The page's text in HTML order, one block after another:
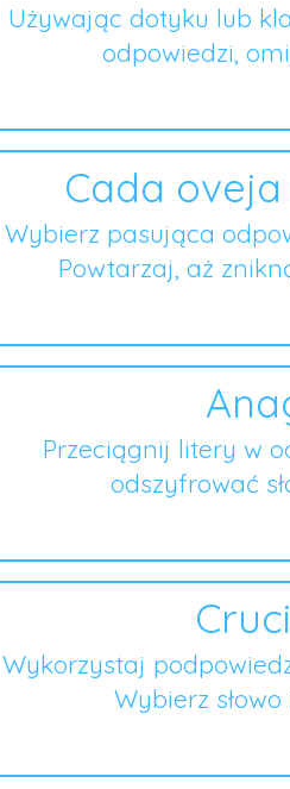
Używając dotyku lub
odpowiedzi,
Cada
Wybierz pasująca
Powtarzaj, aż
Przeciągnij litery w
odszyfrować
Wykorzystaj
Wybierz